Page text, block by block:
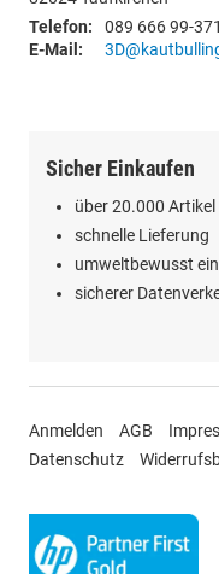
Telefon:
089 666 99-371
E-Mail:
Sicher Einkaufen
über 20.000 Artikel
schnelle Lieferung
umweltbewusst
sicherer
Anmelden AGB
Datenschutz